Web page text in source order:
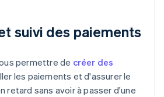
suivi des paiements
permettre de créer des
les paiements et d'assurer le
retard sans avoir à passer d'une